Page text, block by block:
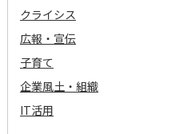
クライシス
広報・宣伝
子育て
企業風土・組織
IT活用